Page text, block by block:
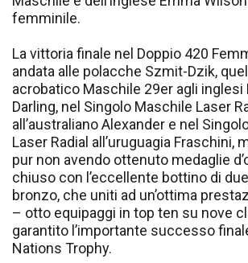
femminile.
La vittoria finale nel Doppio 420
andata alle polacche Szmit-Dzik,
acrobatico Maschile 29er agli inglesi
Darling, nel Singolo Maschile Laser
all’australiano Alexander e nel
Laser Radial all’uruguagia Fraschini,
pur non avendo ottenuto medaglie
chiuso con l’eccellente bottino di
bronzo, che uniti ad un’ottima
– otto equipaggi in top ten su nove
garantito l’importante successo
Nations Trophy.